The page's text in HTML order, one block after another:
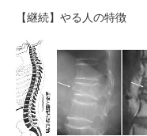
【継続】やる人の特徴